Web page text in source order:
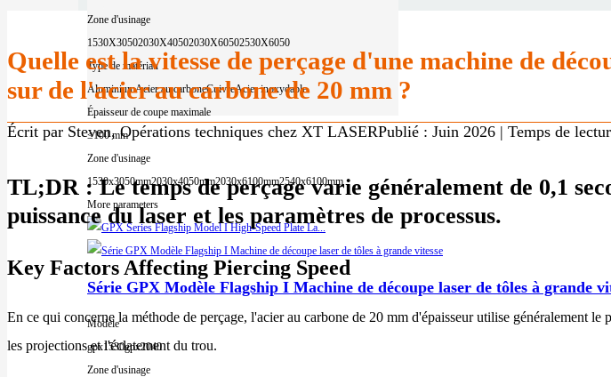
Zone d'usinage
1530X30502030X40502030X60502530X6050
Type de matériau
AluminiumAcier au carboneCuivreAcier inoxydable
Épaisseur de coupe maximale
≤100 mm
Zone d'usinage
1530x3050mm2030x4050mm2030x6100mm2540x6100mm
More parameters
Série GPX Modèle Flagship I Machine de découpe laser de tôles à grande
Modèle
gpx1530gpx2040
Zone d'usinage
Quelle est la vitesse de perçage d'une machine de
sur de l'acier au carbone de 20 mm ?
Écrit par Steven, Opérations techniques chez XT LASERPublié : Juin 2026 | Temps de
TL;DR : Le temps de perçage varie généralement de 0,1
puissance du laser et les paramètres de processus.
Key Factors Affecting Piercing Speed
En ce qui concerne la méthode de perçage, l'acier au carbone de 20 mm d'épaisseur utilise généralement
les projections et l'éclatement du trou.